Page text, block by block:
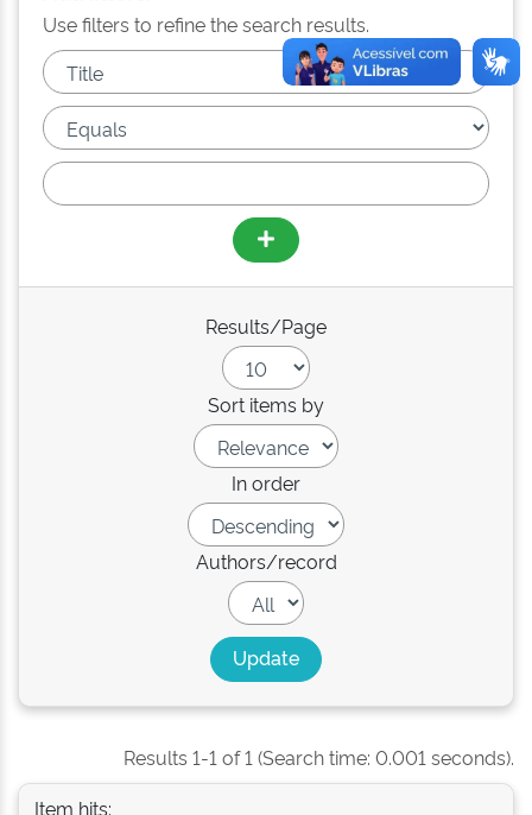
Use filters to refine the search results.
Results/Page
Sort items by
In order
Authors/record
Results 1-1 of 1 (Search time: 0.001 seconds).
Item hits: